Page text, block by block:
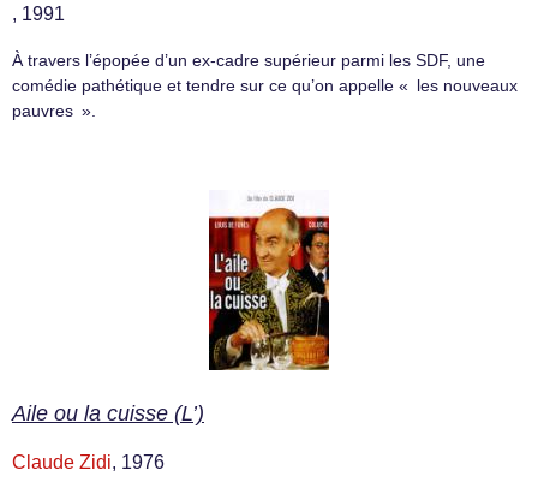
, 1991
À travers l’épopée d’un ex-cadre supérieur parmi les SDF, une
comédie pathétique et tendre sur ce qu’on appelle « les nouveaux
pauvres ».
Aile ou la cuisse (L’)
Claude Zidi, 1976